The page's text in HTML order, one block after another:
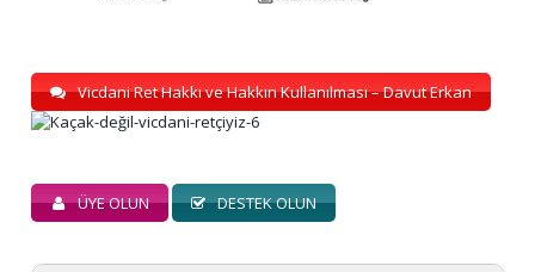
Vicdani Ret Hakkı ve Hakkın Kullanılması – Davut Erkan
ÜYE OLUN DESTEK OLUN